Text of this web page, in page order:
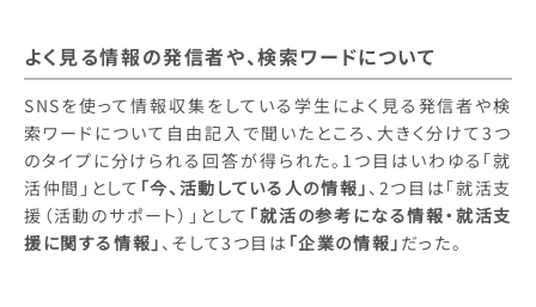
よく見る情報の発信者や、検索ワードについて
SNSを使って情報収集をしている学生によく見る発信者や検
索ワードについて自由記入で聞いたところ、大きく分けて3つ
のタイプに分けられる回答が得られた。1つ目はいわゆる「就
活仲間」として 「今、活動している人の情報」 、2つ目は「就活支
援（活動のサポート）」として 「就活の参考になる情報・就活支
援に関する情報」 、そして3つ目は 「企業の情報」 だった。